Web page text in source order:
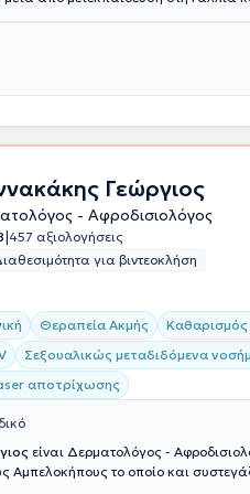
όπου διετέλεσε Επιστημονικός
Ιατρικής Σχολής του
στον Χολαργό.
Γεώργιος
- Αφροδισιολόγος
|457 αξιολογήσεις
για βιντεοκλήση
Θεραπεία Ακμής
Σεξουαλικώς μεταδιδόμενα
αποτρίχωσης
είναι Δερματολόγος -
Αμπελοκήπους το οποίο και